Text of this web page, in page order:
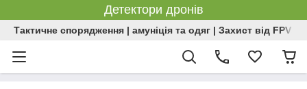
Детектори дронів
Тактичне спорядження | амуніція та одяг | Захист від FPV |